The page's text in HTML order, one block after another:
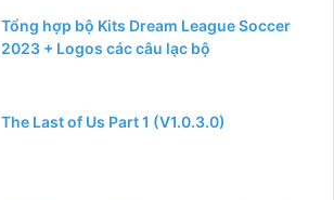
Tổng hợp bộ Kits Dream League Soccer
2023 + Logos các câu lạc bộ
The Last of Us Part 1 (V1.0.3.0)